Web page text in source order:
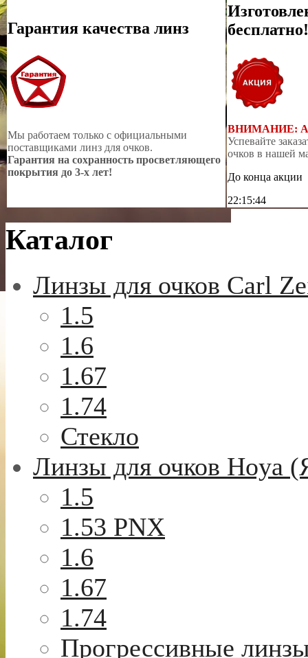
Гарантия качества линз
Мы работаем только с официальными
поставщиками линз для очков.
Гарантия на сохранность просветляющего
покрытия до 3-х лет!
бесплатно!
ВНИМАНИЕ:
Успевайте
очков в нашей
До конца акции
22:15:43
Каталог
Линзы для очков Carl
1.5
1.6
1.67
1.74
Стекло
Линзы для очков Hoya
1.5
1.53 PNX
1.6
1.67
1.74
Прогрессивные